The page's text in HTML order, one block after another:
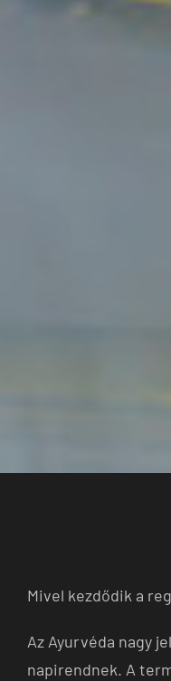
Mivel kezdődik a
Az Ayurvéda nagy
napirendnek. A